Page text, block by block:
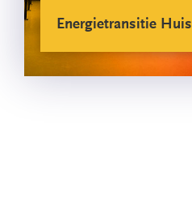
Energietransitie Huis